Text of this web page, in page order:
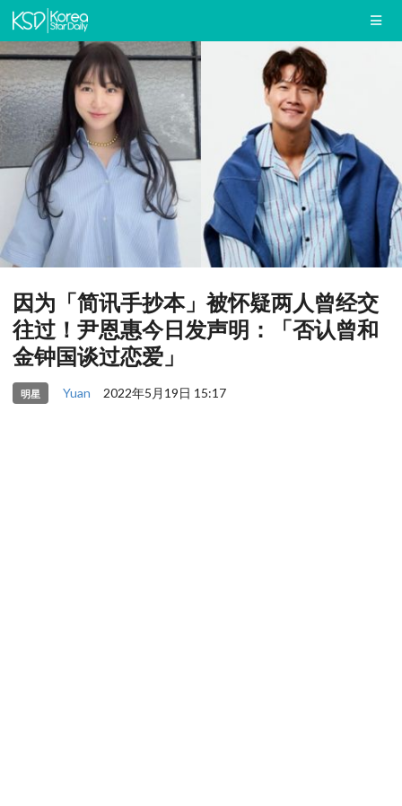
因为「简讯手抄本」被怀疑两人曾经交
往过！尹恩惠今日发声明：「否认曾和
金钟国谈过恋爱」
明星 Yuan 2022年5月19日 15:17